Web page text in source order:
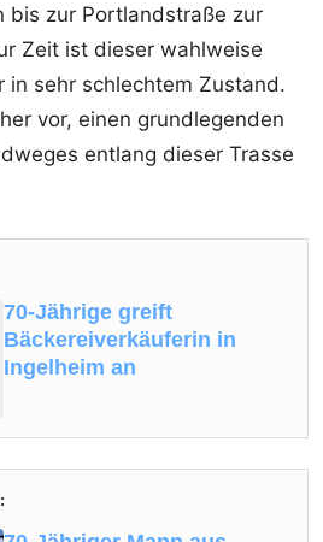
bis zur Portlandstraße zur
Zeit ist dieser wahlweise
in sehr schlechtem Zustand.
vor, einen grundlegenden
entlang dieser Trasse
70-Jährige greift
Bäckereiverkäuferin in
Ingelheim an